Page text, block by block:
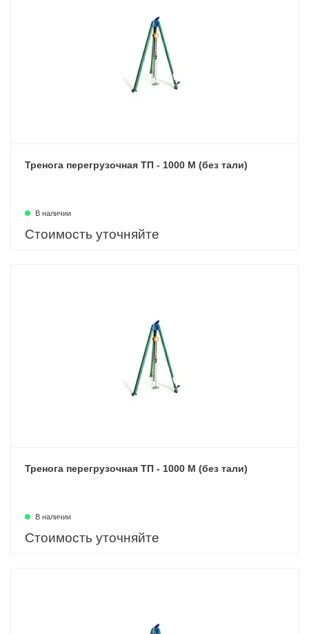
Тренога перегрузочная ТП - 1000 М (без тали)
В наличии
Стоимость уточняйте
Тренога перегрузочная ТП - 1000 М (без тали)
В наличии
Стоимость уточняйте